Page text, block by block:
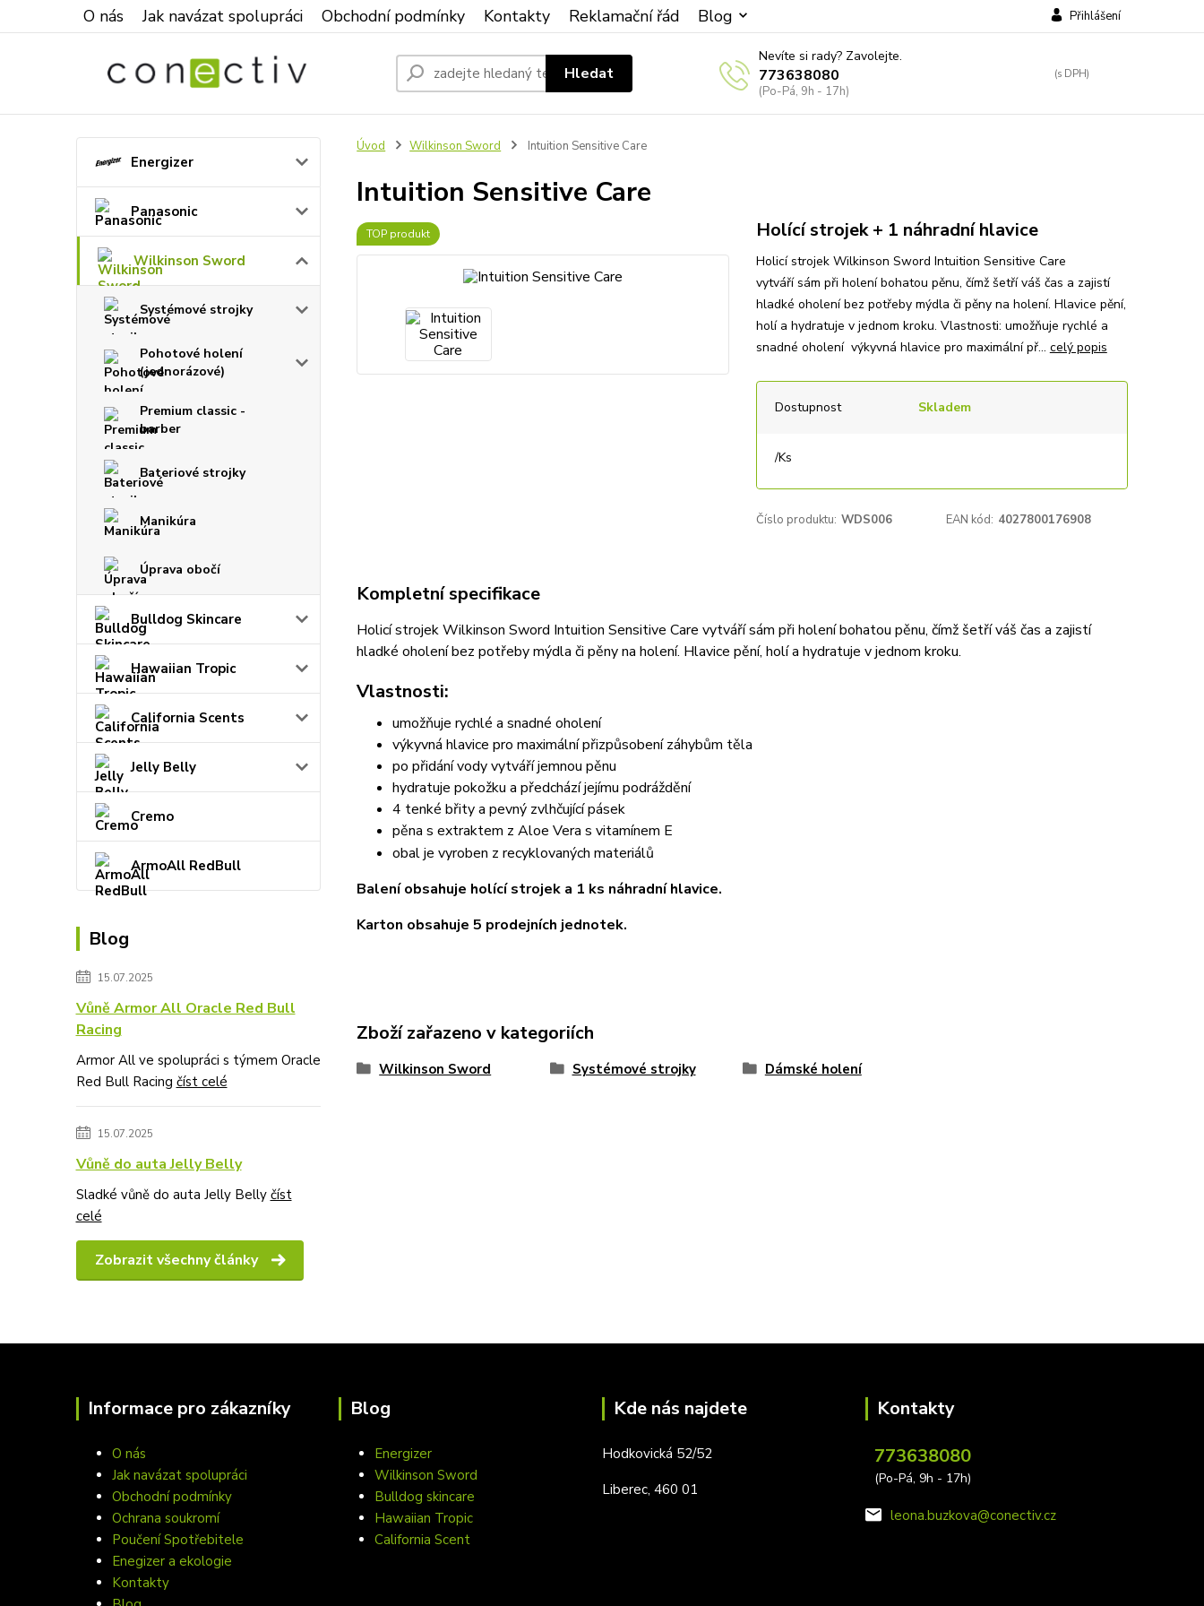
O nás Jak navázat spolupráci Obchodní podmínky Kontakty Reklamační řád Blog Přihlášení
Hledat
Nevíte si rady? Zavolejte.
773638080
(Po-Pá, 9h - 17h)
Energizer
Panasonic
Wilkinson Sword
Systémové strojky
Pohotové holení
(jednorázové)
Premium classic -
barber
Bateriové strojky
Manikúra
Úprava obočí
Bulldog Skincare
Hawaiian Tropic
California Scents
Jelly Belly
Cremo
ArmoAll RedBull
Blog
15.07.2025
Vůně Armor All Oracle Red Bull
Racing
Armor All ve spolupráci s týmem Oracle
Red Bull Racing číst celé
15.07.2025
Vůně do auta Jelly Belly
Sladké vůně do auta Jelly Belly číst
celé
Zobrazit všechny články
Úvod Wilkinson Sword Intuition Sensitive Care
Intuition Sensitive Care
TOP produkt Holící strojek + 1 náhradní hlavice
Holicí strojek Wilkinson Sword Intuition Sensitive Care
vytváří sám při holení bohatou pěnu, čímž šetří váš čas a zajistí
hladké oholení bez potřeby mýdla či pěny na holení. Hlavice pění,
holí a hydratuje v jednom kroku. Vlastnosti: umožňuje rychlé a
snadné oholení výkyvná hlavice pro maximální př... celý popis
Dostupnost Skladem
/Ks
Číslo produktu: WDS006 EAN kód: 4027800176908
Kompletní specifikace
Holicí strojek Wilkinson Sword Intuition Sensitive Care vytváří sám při holení bohatou pěnu, čímž šetří váš čas a zajistí
hladké oholení bez potřeby mýdla či pěny na holení. Hlavice pění, holí a hydratuje v jednom kroku.
Vlastnosti:
umožňuje rychlé a snadné oholení
výkyvná hlavice pro maximální přizpůsobení záhybům těla
po přidání vody vytváří jemnou pěnu
hydratuje pokožku a předchází jejímu podráždění
4 tenké břity a pevný zvlhčující pásek
pěna s extraktem z Aloe Vera s vitamínem E
obal je vyroben z recyklovaných materiálů
Balení obsahuje holící strojek a 1 ks náhradní hlavice.
Karton obsahuje 5 prodejních jednotek.
Zboží zařazeno v kategoriích
Wilkinson Sword Systémové strojky Dámské holení
Informace pro zákazníky
O nás
Jak navázat spolupráci
Obchodní podmínky
Ochrana soukromí
Poučení Spotřebitele
Enegizer a ekologie
Kontakty
Blog
Energizer
Wilkinson Sword
Bulldog skincare
Hawaiian Tropic
California Scent
Kde nás najdete
Hodkovická 52/52
Liberec, 460 01
Kontakty
773638080
(Po-Pá, 9h - 17h)
leona.buzkova@conectiv.cz